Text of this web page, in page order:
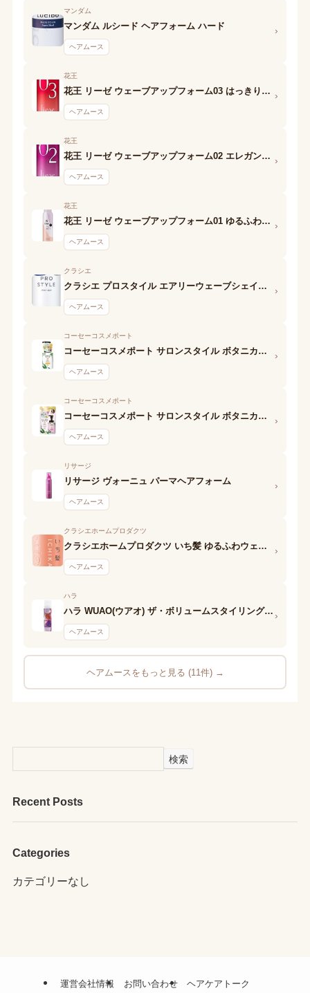
マンダム
マンダム ルシード ヘアフォーム ハード
ヘアムース
›
花王
花王 リーゼ ウェーブアップフォーム03 はっきりウェーブ
ヘアムース
›
花王
花王 リーゼ ウェーブアップフォーム02 エレガントウェーブ
ヘアムース
›
花王
花王 リーゼ ウェーブアップフォーム01 ゆるふわウェーブ
ヘアムース
›
クラシエ
クラシエ プロスタイル エアリーウェーブシェイクムース
ヘアムース
›
コーセーコスメポート
コーセーコスメポート サロンスタイル ボタニカルホイップ(パーマ用)
ヘアムース
›
コーセーコスメポート
コーセーコスメポート サロンスタイル ボタニカルホイップ(ストレート用)
ヘアムース
›
リサージ
リサージ ヴォーニュ パーマヘアフォーム
ヘアムース
›
クラシエホームプロダクツ
クラシエホームプロダクツ いち髪 ゆるふわウェーブもどし和草フォーム
ヘアムース
›
ハラ
ハラ WUAO(ウアオ) ザ・ボリュームスタイリングフォーム ハード
ヘアムース
›
ヘアムースをもっと見る (11件) →
検索
Recent Posts
Categories
カテゴリーなし
運営会社情報 お問い合わせ ヘアケアトーク